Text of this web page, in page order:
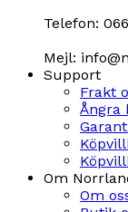
Telefon:
Mejl:
Support
Frakt
Ångra
Om
Om